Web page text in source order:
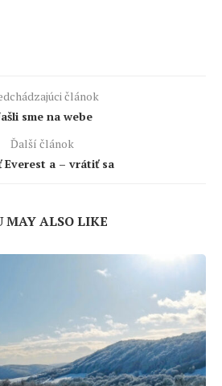
článok
sme na webe
Ďalší článok
Everest a – vrátiť sa
MAY ALSO LIKE